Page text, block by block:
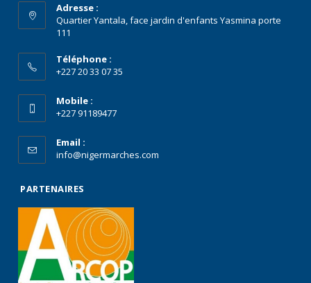
Adresse :
Quartier Yantala, face jardin d'enfants Yasmina porte
111
Téléphone :
+227 20 33 07 35
Mobile :
+227 91189477
Email :
info@nigermarches.com
PARTENAIRES